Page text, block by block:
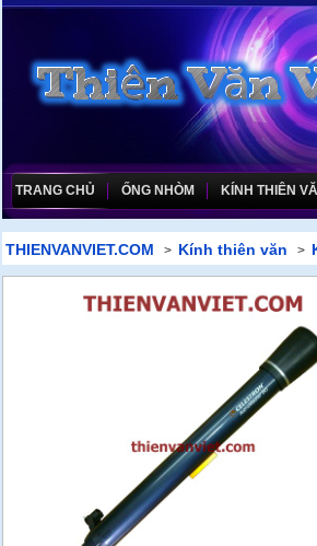
TRANG CHỦ ỐNG NHÒM KÍNH THIÊN
THIENVANVIET.COM > Kính thiên văn >